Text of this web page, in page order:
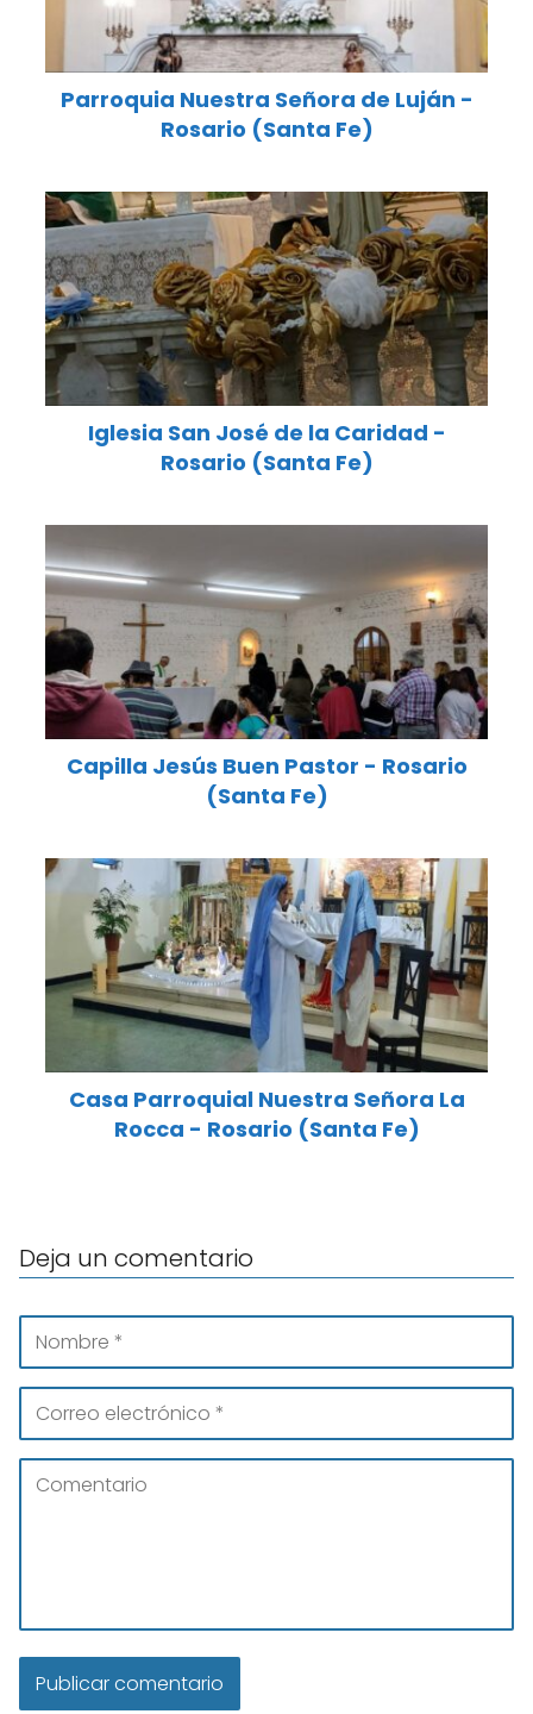
Parroquia Nuestra Señora de Luján -
Rosario (Santa Fe)
Iglesia San José de la Caridad -
Rosario (Santa Fe)
Capilla Jesús Buen Pastor - Rosario
(Santa Fe)
Casa Parroquial Nuestra Señora La
Rocca - Rosario (Santa Fe)
Deja un comentario